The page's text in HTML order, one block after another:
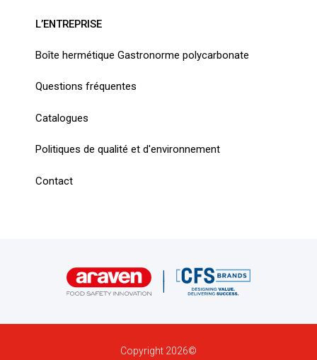
L’ENTREPRISE
Boîte hermétique Gastronorme polycarbonate
Questions fréquentes
Catalogues
Politiques de qualité et d'environnement
Contact
Copyright 2026©